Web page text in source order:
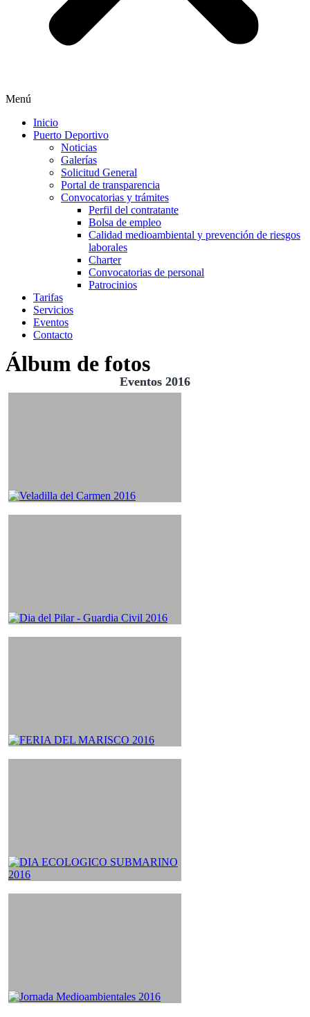
Menú
Inicio
Puerto Deportivo
Noticias
Galerías
Solicitud General
Portal de transparencia
Convocatorias y trámites
Perfil del contratante
Bolsa de empleo
Calidad medioambiental y prevención de riesgos
laborales
Charter
Convocatorias de personal
Patrocinios
Tarifas
Servicios
Eventos
Contacto
Álbum de fotos
Eventos 2016